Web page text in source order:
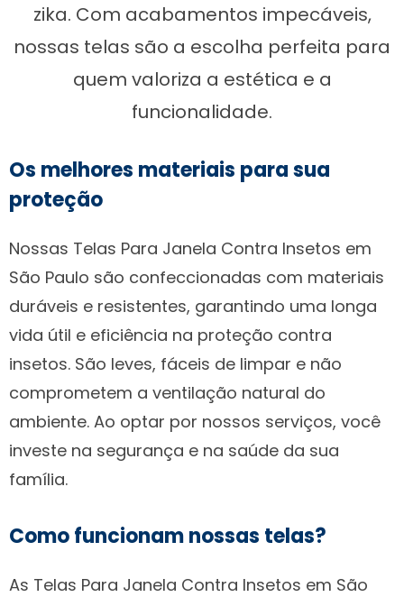
zika. Com acabamentos impecáveis,
nossas telas são a escolha perfeita para
quem valoriza a estética e a
funcionalidade.
Os melhores materiais para sua
proteção
Nossas Telas Para Janela Contra Insetos em
São Paulo são confeccionadas com materiais
duráveis e resistentes, garantindo uma longa
vida útil e eficiência na proteção contra
insetos. São leves, fáceis de limpar e não
comprometem a ventilação natural do
ambiente. Ao optar por nossos serviços, você
investe na segurança e na saúde da sua
família.
Como funcionam nossas telas?
As Telas Para Janela Contra Insetos em São